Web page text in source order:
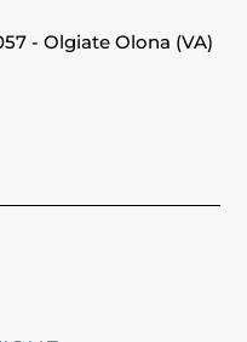
- Olgiate Olona (VA)